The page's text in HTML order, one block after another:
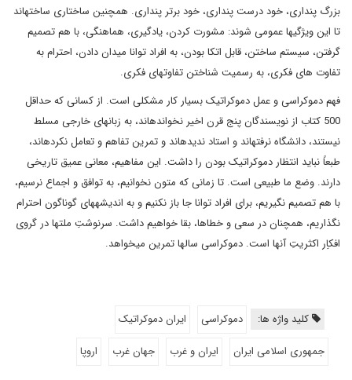
بزرگ پنداری، خود درست پنداری، خود برتر پنداری. همچنین ساختاری ساخته­اند
تا این ویژگی­ها عمومی شوند: مشورت کردن، یادگیری، هماهنگی، با هم تصمیم
گرفتن، سیستم ساختن، قابل اتکا بودن، به افراد توانا میدان دادن، احترام به
تفاوت های فکری، به رسمیت شناختن تفاوت­های فکری.
فهم دموکراسی و عمل دموکراتیک بسیار کار مشکلی است. از کسانی که حداقل
500 کتاب از نویسندگان پنج قرن اخیر نخوانده­اند، به زبان­های خارجی مسلط
نیستند، دانشگاه نرفته­اند و استاد ندیده­اند و تمرین تفاهم و تعامل نکرده­اند،
طبعاً نباید انتظار دموکراتیک بودن را داشت. این مفاهیم، معانی عمیق تاریخی
دارند. وضع ما طبیعی است. تا زمانی که متون نخوانیم، به توافق و اجماع نرسیم،
با هم تصمیم نگیریم، برای افراد توانا جا باز نکنیم و به اندیشه­های گوناگون احترام
نگذاریم، همچنان در سعی و خطاها، بقا خواهیم داشت. سرنوشتِ ملت­ها در گروی
افکاِر اکثریتِ آنها است. دموکراسی سال­ها تمرین می­خواهد.
کلید واژه ها: دموکراسی
ایران دموکراتیک
جمهوری اسلامی ایران
ایران و غرب جهان غرب اروپا